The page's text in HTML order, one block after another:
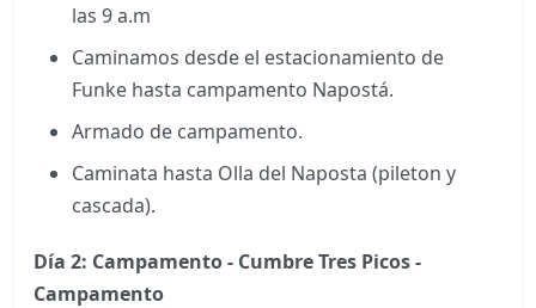
las 9 a.m
Caminamos desde el estacionamiento de
Funke hasta campamento Napostá.
Armado de campamento.
Caminata hasta Olla del Naposta (pileton y
cascada).
Día 2: Campamento - Cumbre Tres Picos -
Campamento